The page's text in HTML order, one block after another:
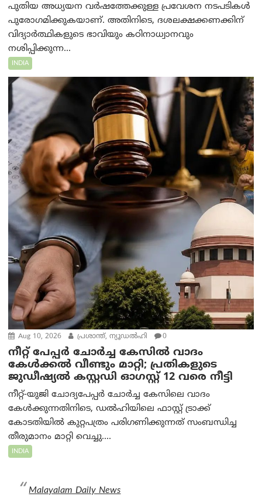
പുതിയ അധ്യയന വർഷത്തേക്കുള്ള പ്രവേശന നടപടികൾ
പുരോഗമിക്കുകയാണ്. അതിനിടെ, ദശലക്ഷക്കണക്കിന്
വിദ്യാർത്ഥികളുടെ ഭാവിയും കഠിനാധ്വാനവും
നശിപ്പിക്കുന്ന...
INDIA
Aug 10, 2026 പ്രശാന്ത്, ന്യൂഡല്‍ഹി 0
നീറ്റ് പേപ്പർ ചോർച്ച കേസിൽ വാദം
കേൾക്കൽ വീണ്ടും മാറ്റി; പ്രതികളുടെ
ജുഡീഷ്യൽ കസ്റ്റഡി ഓഗസ്റ്റ് 12 വരെ നീട്ടി
നീറ്റ്-യുജി ചോദ്യപേപ്പർ ചോർച്ച കേസിലെ വാദം
കേൾക്കുന്നതിനിടെ, ഡൽഹിയിലെ ഫാസ്റ്റ് ട്രാക്ക്
കോടതിയിൽ കുറ്റപത്രം പരിഗണിക്കുന്നത് സംബന്ധിച്ച
തീരുമാനം മാറ്റി വെച്ചു....
INDIA
Malayalam Daily News